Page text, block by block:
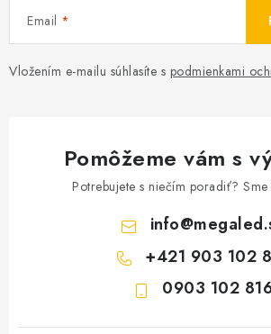
Email
Vložením e-mailu súhlasíte s podmienkami
Pomôžeme vám s
Potrebujete s niečím poradiť? Sme
info@
+421 903 102
0903 102